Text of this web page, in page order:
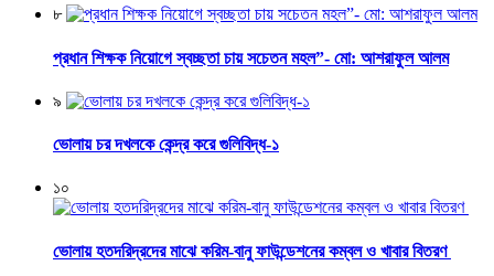
৮
প্রধান শিক্ষক নিয়োগে স্বচ্ছতা চায় সচেতন মহল”- মো: আশরাফুল আলম
৯
ভোলায় চর দখলকে কেন্দ্র করে গুলিবিদ্ধ-১
১০
ভোলায় হতদরিদ্রদের মাঝে করিম-বানু ফাউন্ডেশনের কম্বল ও খাবার বিতরণ